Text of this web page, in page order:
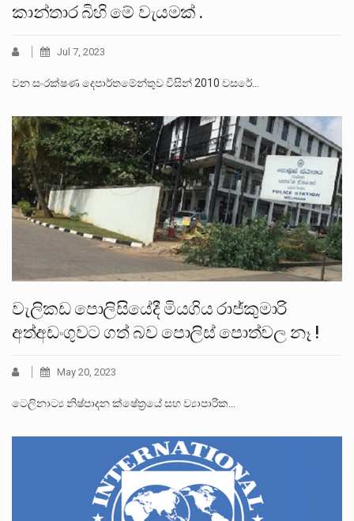
කාන්තාර බිහි මේ වැයමක් .
Jul 7, 2023
වන සංරක්ෂණ දෙපාර්තමේන්තුව විසින් 2010 වසරේ…
වැලිකඩ පොලිසියේදී මියගිය රාජ්කුමාරි
අත්අඩංගුවට ගත් බව පොලිස් පොත්වල නෑ !
May 20, 2023
ටෙලිනාට්‍ය නිෂ්පාදන ක්ෂේත්‍රයේ සහ ව්‍යාපාරික…